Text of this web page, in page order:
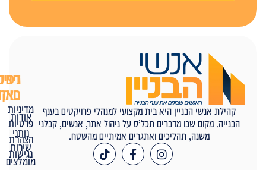
קהילת אנשי הבניין היא בית מקצועי למנהלי פרויקטים בענף
הבנייה. מקום שבו מדברים תכל’ס על ניהול אתר, אנשים, קבלני
משנה, תהליכים ואתגרים אמיתיים מהשטח.
ניווט
באתר
אודות
נותני
שירות
מומלצים
דפים
חוקיים
מדיניות
פרטיות
הצהרת
נגישות